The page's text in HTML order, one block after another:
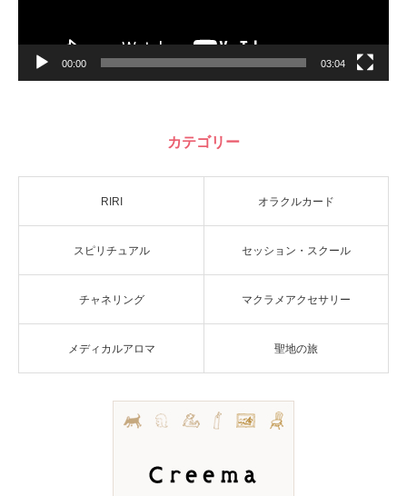
00:00 03:04
カテゴリー
RIRI オラクルカード
スピリチュアル セッション・スクール
チャネリング マクラメアクセサリー
メディカルアロマ 聖地の旅